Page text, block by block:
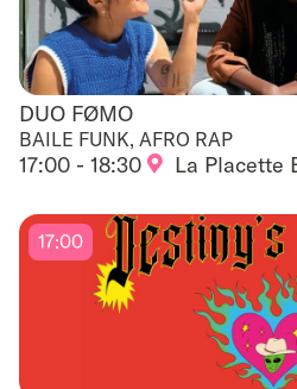
DUO FØMO
DUO FØMO
BAILE FUNK, AFRO RAP
17:00 - 18:30 La Placette
17:00